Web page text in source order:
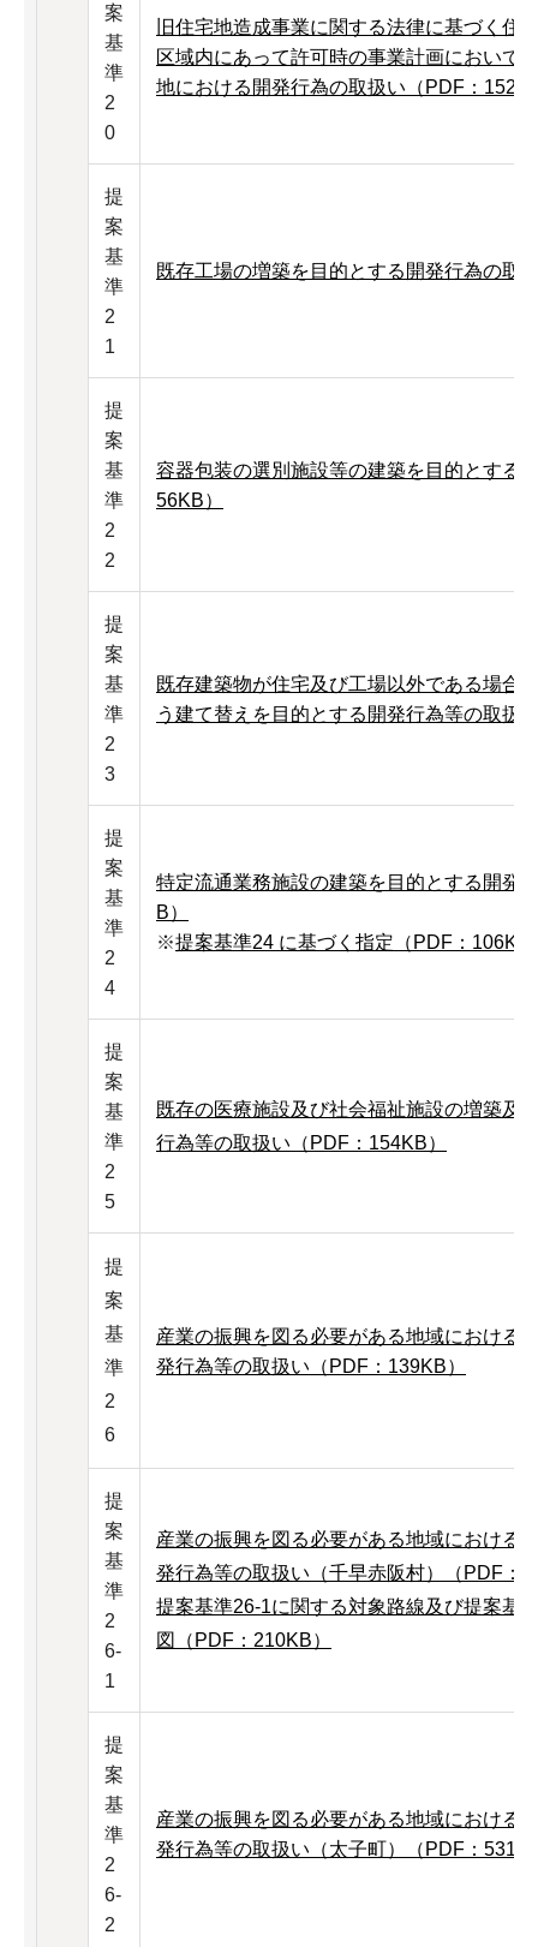
案
基
準
2
0
旧住宅地造成事業に関する法律に基づく住
区域内にあって許可時の事業計画において
地における開発行為の取扱い（PDF：
提
案
基
準
2
1
既存工場の増築を目的とする開発行為の取
提
案
基
準
2
2
容器包装の選別施設等の建築を目的とする
56KB）
提
案
基
準
2
3
既存建築物が住宅及び工場以外である場合
う建て替えを目的とする開発行為等の取扱
提
案
基
準
2
4
特定流通業務施設の建築を目的とする開発
B）
※提案基準24 に基づく指定（PDF：106KB
提
案
基
準
2
5
既存の医療施設及び社会福祉施設の増築及
行為等の取扱い（PDF：154KB）
提
案
基
準
2
6
産業の振興を図る必要がある地域における
発行為等の取扱い（PDF：139KB）
提
案
基
準
2
6-
1
産業の振興を図る必要がある地域における
発行為等の取扱い（千早赤阪村）（PDF：
提案基準26-1に関する対象路線及び提案基
図（PDF：210KB）
提
案
基
準
2
6-
2
産業の振興を図る必要がある地域における
発行為等の取扱い（太子町）（PDF：